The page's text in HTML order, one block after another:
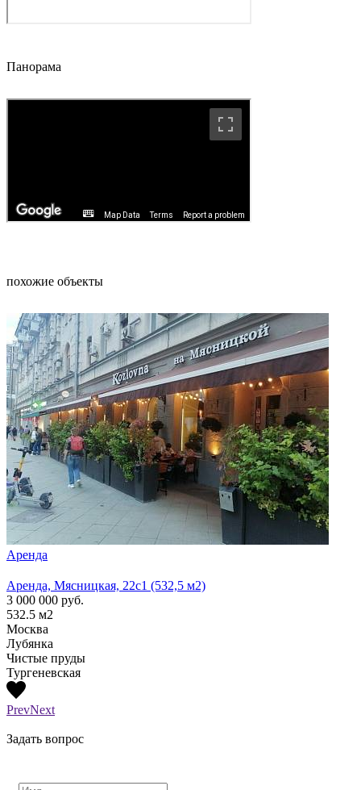
Панорама
похожие объекты
Аренда
Аренда, Мясницкая, 22с1 (532,5 м2)
3 000 000 руб.
532.5 м2
Москва
Лубянка
Чистые пруды
Тургеневская
PrevNext
Задать вопрос